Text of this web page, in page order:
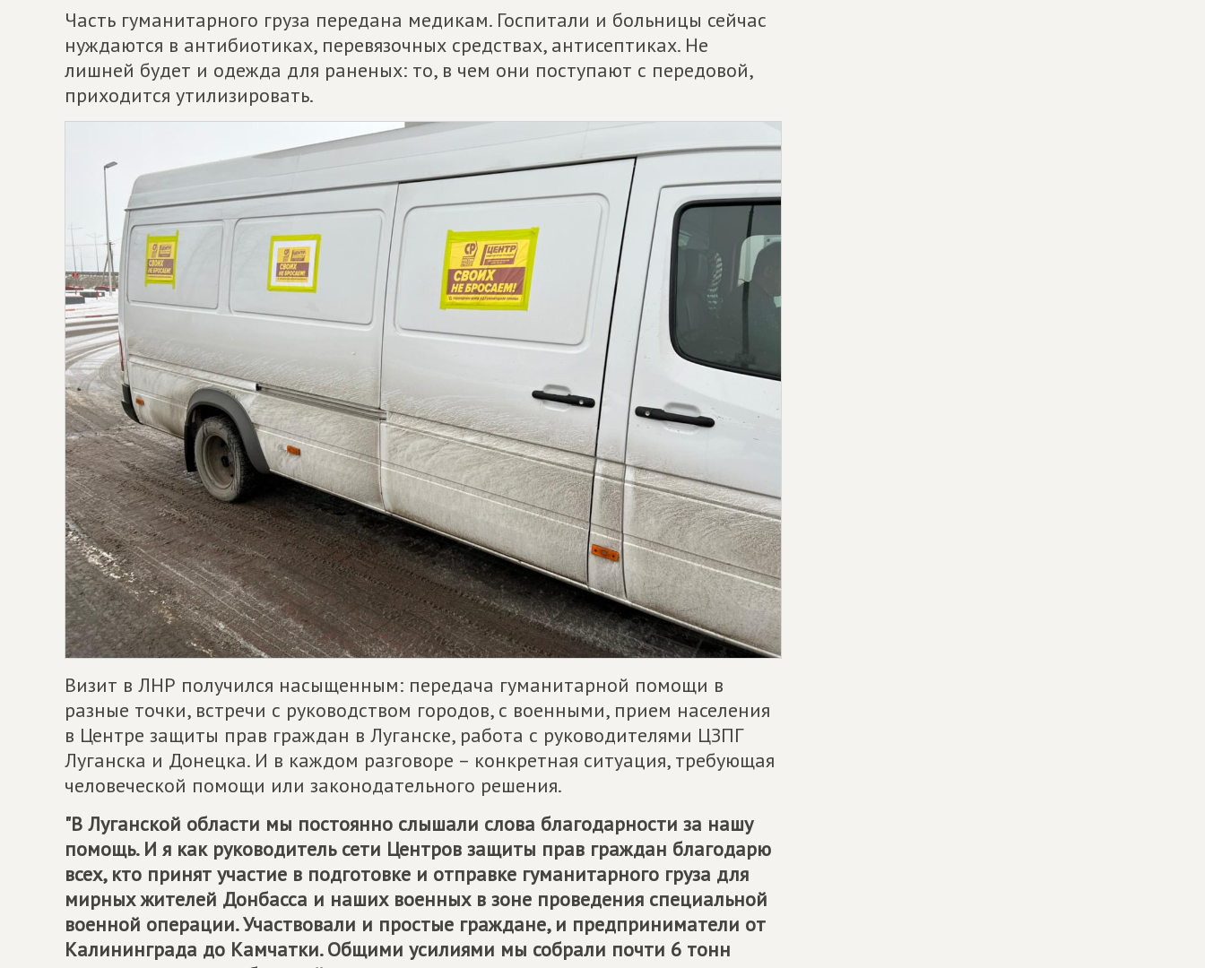
Часть гуманитарного груза передана медикам. Госпитали и больницы сейчас
нуждаются в антибиотиках, перевязочных средствах, антисептиках. Не
лишней будет и одежда для раненых: то, в чем они поступают с передовой,
приходится утилизировать.
Визит в ЛНР получился насыщенным: передача гуманитарной помощи в
разные точки, встречи с руководством городов, с военными, прием населения
в Центре защиты прав граждан в Луганске, работа с руководителями ЦЗПГ
Луганска и Донецка. И в каждом разговоре – конкретная ситуация, требующая
человеческой помощи или законодательного решения.
"В Луганской области мы постоянно слышали слова благодарности за нашу
помощь. И я как руководитель сети Центров защиты прав граждан благодарю
всех, кто принят участие в подготовке и отправке гуманитарного груза для
мирных жителей Донбасса и наших военных в зоне проведения специальной
военной операции. Участвовали и простые граждане, и предприниматели от
Калининграда до Камчатки. Общими усилиями мы собрали почти 6 тонн